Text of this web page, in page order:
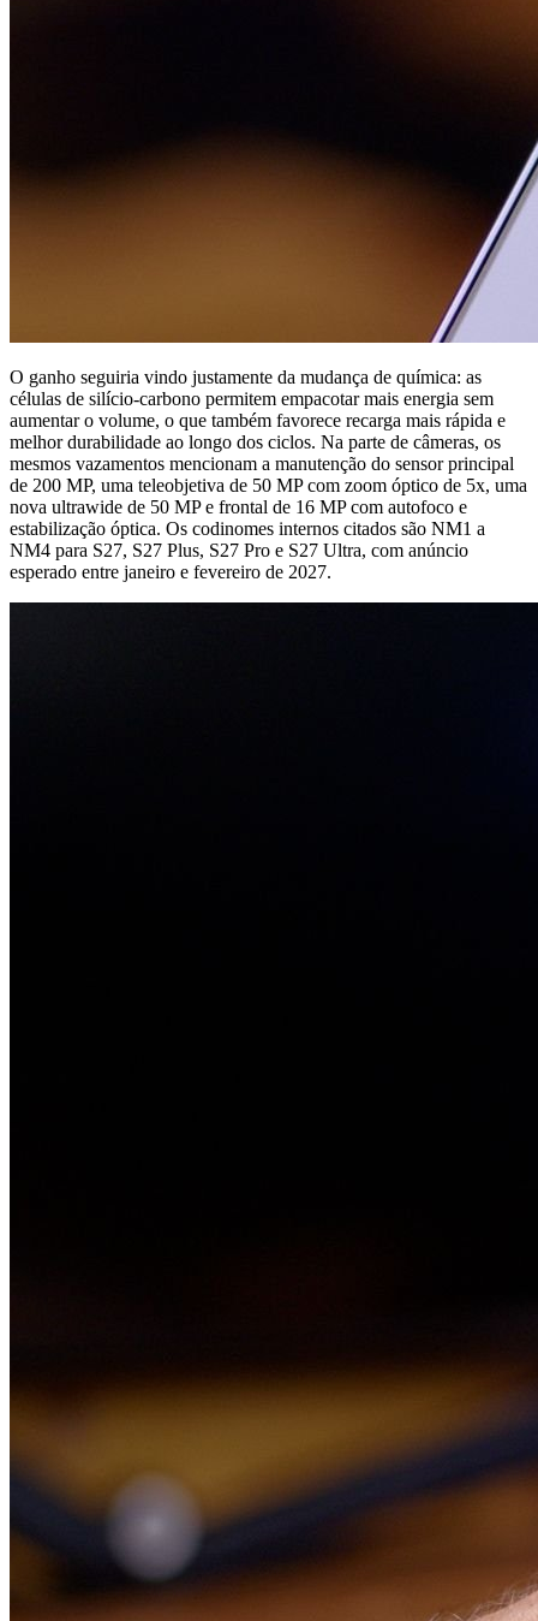
O ganho seguiria vindo justamente da mudança de química: as
células de silício-carbono permitem empacotar mais energia sem
aumentar o volume, o que também favorece recarga mais rápida e
melhor durabilidade ao longo dos ciclos. Na parte de câmeras, os
mesmos vazamentos mencionam a manutenção do sensor principal
de 200 MP, uma teleobjetiva de 50 MP com zoom óptico de 5x, uma
nova ultrawide de 50 MP e frontal de 16 MP com autofoco e
estabilização óptica. Os codinomes internos citados são NM1 a
NM4 para S27, S27 Plus, S27 Pro e S27 Ultra, com anúncio
esperado entre janeiro e fevereiro de 2027.